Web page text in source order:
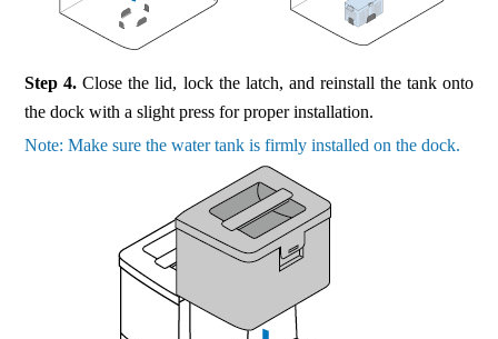
Step 4. Close the lid, lock the latch, and reinstall the tank onto
the dock with a slight press for proper installation.
Note: Make sure the water tank is firmly installed on the dock.